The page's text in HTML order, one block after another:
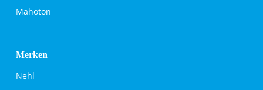
Mahoton
Merken
Nehl